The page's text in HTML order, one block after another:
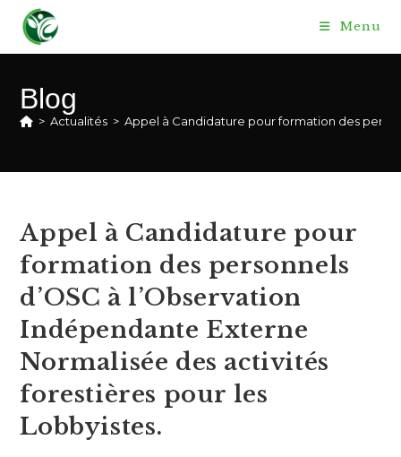
content
Menu
Blog
> Actualités > Appel à Candidature pour formation des
Appel à Candidature pour
formation des personnels
d’OSC à l’Observation
Indépendante Externe
Normalisée des activités
forestières pour les
Lobbyistes.